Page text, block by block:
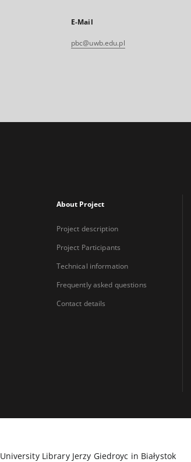
E-Mail
pbc@uwb.edu.pl
About Project
Project description
Project Participants
Technical information
Frequently asked questions
Contact details
University Library Jerzy Giedroyc in Białystok